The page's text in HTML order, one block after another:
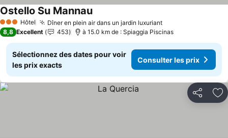
3 ÉtoilesHôtel Dîner en plein air dans un jardin luxuriant
Ostello Su Mannau
8,8 Excellent 453 à 15.0 km de : Spiaggia Piscinas
Sélectionnez des dates pour voir
les prix exacts
Consulter les prix
Partager